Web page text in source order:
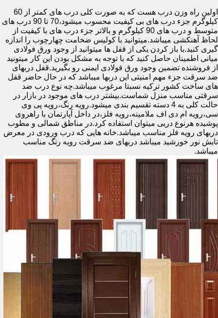
اولین راه وزن درب هست که به صورت کلی درب های کمتر از 60
کیلوگرم جزء درب های بی کیفیت محسوب میشود،70 تا 90 درب های
متوسط و درب های 90 کیلوگرم و بالاتر جزء درب های با کیفیت از
لحاظ آهنکشی میباشد.میتوانید با کولیس ضخامت چهارچوب را اندازه
گیری کنید.با باز کردن یکی از قفل ها میتوانید از وجود ورق فولادی
میانی اطمینان حاصل کنید که با توجه به مشکل بودن این کار میتونید
از فروشنده تضمین وجود ورق فولادی ایمنی رو بگیرید.قفل دربهای
ضد سرقت جزء مهم امنیتی این دربها میباشد که در حال حاضر قفل
های ساخت کشور ترکیه نسبتا مرغوب میباشد.چه نوع درب ضد
سرقتی مناسب منزل شماست.بیشتر درب های موجود در بازار در
حالت کلی به 4 دسته تقسیم بندی میشود.رویه رنگ،رویه پی وی
سی،رویه ام دی اف ملامینه،رویه فلز،در داخل آپارتمان با راهروی
پوشیده هرنوع دربی میتوان استفاده کرد.در مناطق شمالی و مطوب
دربهای رویه فلز مناسب میباشد.خانه هایی که درب ورودی در معرض
تابش نور خورشید میباشد دربهای ضد سرقت رویه رنگ مناسب
میباشد.